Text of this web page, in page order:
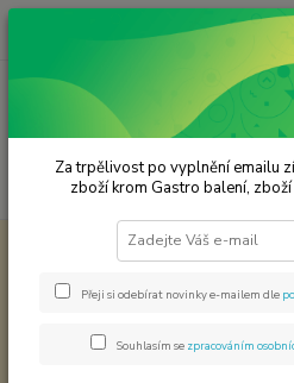
KOŘENÍ JEDNODRUHOVÉ
Badyán celý
Za trpělivost po vyplnění emailu
zboží krom Gastro balení,
Přeji si odebírat novinky e-mailem dle
Souhlasím se zpracováním